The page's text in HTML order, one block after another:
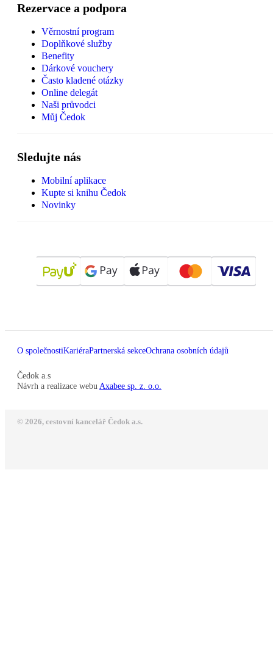
Rezervace a podpora
Věrnostní program
Doplňkové služby
Benefity
Dárkové vouchery
Často kladené otázky
Online delegát
Naši průvodci
Můj Čedok
Sledujte nás
Mobilní aplikace
Kupte si knihu Čedok
Novinky
O společnostiKariéraPartnerská sekceOchrana osobních údajů
Čedok a.s
Návrh a realizace webu Axabee sp. z. o.o.
© 2026, cestovní kancelář Čedok a.s.